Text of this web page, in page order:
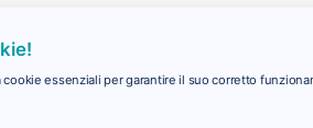
essenziali per garantire il suo corretto